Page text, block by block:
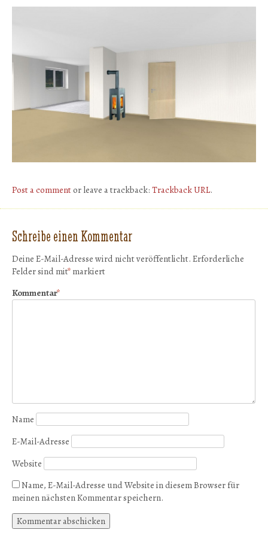
Post a commentor leave a trackback: Trackback URL.
Schreibe einen Kommentar
Deine E-Mail-Adresse wird nicht veröffentlicht. Erforderliche
Felder sind mit* markiert
Kommentar*
Name
E-Mail-Adresse
Website
Name, E-Mail-Adresse und Website in diesem Browser für
meinen nächsten Kommentar speichern.